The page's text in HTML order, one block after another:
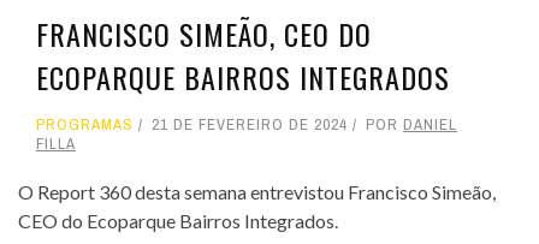
FRANCISCO SIMEÃO, CEO DO
ECOPARQUE BAIRROS INTEGRADOS
PROGRAMAS 21 DE FEVEREIRO DE 2024 POR DANIEL
FILLA
O Report 360 desta semana entrevistou Francisco Simeão,
CEO do Ecoparque Bairros Integrados.